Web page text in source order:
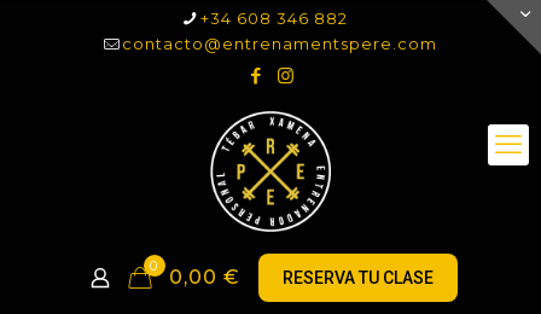
+34 608 346 882
contacto@entrenamentspere.com
0 0,00 € RESERVA TU CLASE